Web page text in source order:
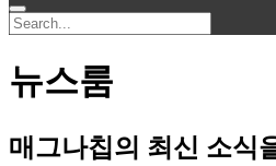
뉴스룸
매그나칩의 최신 소식